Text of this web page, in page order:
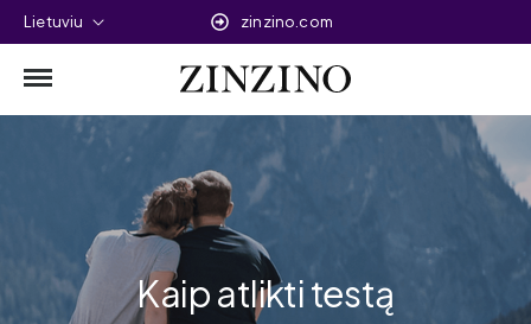
Lietuviu zinzino.com
Kaip atlikti testą